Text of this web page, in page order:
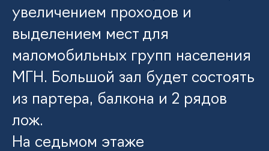
увеличением проходов и
выделением мест для
маломобильных групп населения
МГН. Большой зал будет состоять
из партера, балкона и 2 рядов
лож.
На седьмом этаже